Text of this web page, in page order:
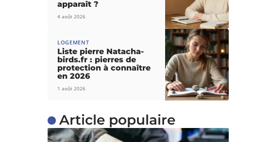
apparaît ?
4 août 2026
LOGEMENT
Liste pierre Natacha-
birds.fr : pierres de
protection à connaître
en 2026
1 août 2026
Article populaire